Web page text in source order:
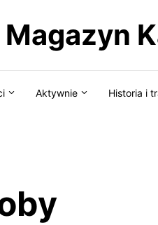
Magazyn
Aktywnie Historia i